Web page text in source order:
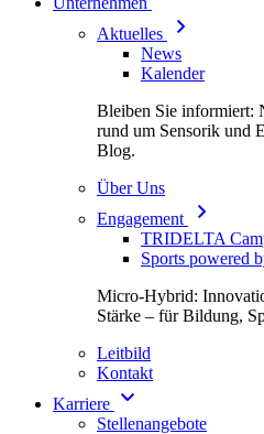
Aktuelles
News
Kalender
Bleiben Sie informiert:
rund um Sensorik und
Blog.
Über Uns
Engagement
TRIDELTA
Sports powered
Micro-Hybrid:
Stärke – für Bildung,
Leitbild
Kontakt
Karriere
Stellenangebote